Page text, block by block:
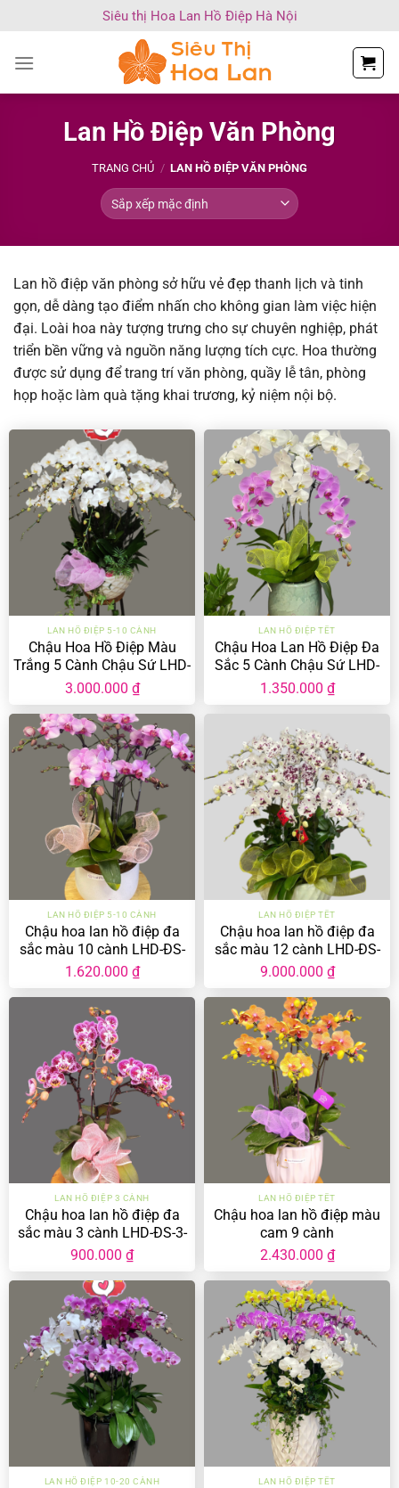
nội
Siêu thị Hoa Lan Hồ Điệp Hà Nội
Lan Hồ Điệp Văn Phòng
TRANG CHỦ / LAN HỒ ĐIỆP VĂN PHÒNG
Lan hồ điệp văn phòng sở hữu vẻ đẹp thanh lịch và tinh
gọn, dễ dàng tạo điểm nhấn cho không gian làm việc hiện
đại. Loài hoa này tượng trưng cho sự chuyên nghiệp, phát
triển bền vững và nguồn năng lượng tích cực. Hoa thường
được sử dụng để trang trí văn phòng, quầy lễ tân, phòng
họp hoặc làm quà tặng khai trương, kỷ niệm nội bộ.
LAN HỒ ĐIỆP 5-10 CÀNH
Chậu Hoa Hồ Điệp Màu
Trắng 5 Cành Chậu Sứ LHD-
MT-5-CS-01
3.000.000 ₫
LAN HỒ ĐIỆP TẾT
Chậu Hoa Lan Hồ Điệp Đa
Sắc 5 Cành Chậu Sứ LHD-
MĐ-5-CS-01
1.350.000 ₫
LAN HỒ ĐIỆP 5-10 CÀNH
Chậu hoa lan hồ điệp đa
sắc màu 10 cành LHD-ĐS-
10-CS-01
1.620.000 ₫
LAN HỒ ĐIỆP TẾT
Chậu hoa lan hồ điệp đa
sắc màu 12 cành LHD-ĐS-
12-CS-07
9.000.000 ₫
LAN HỒ ĐIỆP 3 CÀNH
Chậu hoa lan hồ điệp đa
sắc màu 3 cành LHD-ĐS-3-
CS-02
900.000 ₫
LAN HỒ ĐIỆP TẾT
Chậu hoa lan hồ điệp màu
cam 9 cành
2.430.000 ₫
LAN HỒ ĐIỆP 10-20 CÀNH LAN HỒ ĐIỆP TẾT